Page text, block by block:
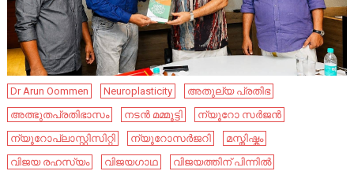
Dr Arun Oommen Neuroplasticity
അതുല്യ പ്രതിഭ
അത്ഭുതപ്രതിഭാസം
നടൻ മമ്മൂട്ടി
ന്യൂറോ സർജൻ
ന്യൂറോപ്ലാസ്റ്റിസിറ്റി
ന്യൂറോസർജറി
മസ്തിഷ്കം
വിജയ രഹസ്യം
വിജയഗാഥ
വിജയത്തിന് പിന്നിൽ